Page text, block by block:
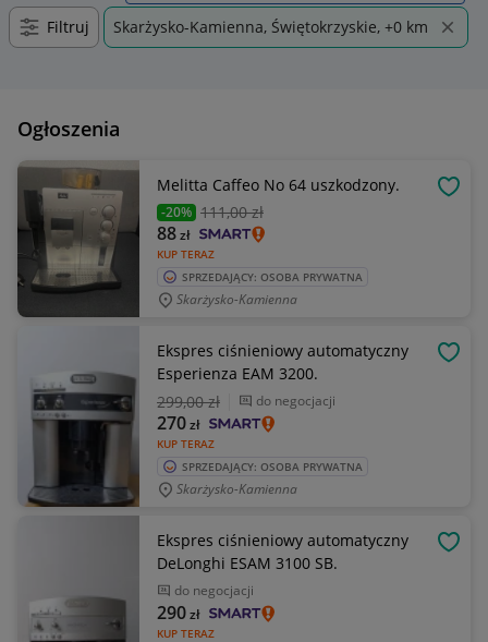
Filtruj Skarżysko-Kamienna, Świętokrzyskie, +0 km
Ogłoszenia
Melitta Caffeo No 64 uszkodzony.
-20% 111,00 zł
KUP TERAZ
88zł
SPRZEDAJĄCY: OSOBA PRYWATNA
Skarżysko-Kamienna
Ekspres ciśnieniowy automatyczny
Esperienza EAM 3200.
299,00 zł do negocjacji
KUP TERAZ
270zł
SPRZEDAJĄCY: OSOBA PRYWATNA
Skarżysko-Kamienna
Ekspres ciśnieniowy automatyczny
DeLonghi ESAM 3100 SB.
do negocjacji
KUP TERAZ
290zł